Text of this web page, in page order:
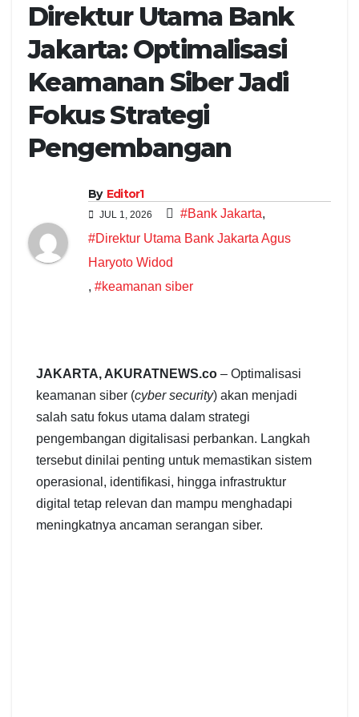
Direktur Utama Bank
Jakarta: Optimalisasi
Keamanan Siber Jadi
Fokus Strategi
Pengembangan
By Editor1
JUL 1, 2026 #Bank Jakarta,
#Direktur Utama Bank Jakarta Agus
Haryoto Widod
, #keamanan siber
JAKARTA, AKURATNEWS.co – Optimalisasi
keamanan siber (cyber security) akan menjadi
salah satu fokus utama dalam strategi
pengembangan digitalisasi perbankan. Langkah
tersebut dinilai penting untuk memastikan sistem
operasional, identifikasi, hingga infrastruktur
digital tetap relevan dan mampu menghadapi
meningkatnya ancaman serangan siber.